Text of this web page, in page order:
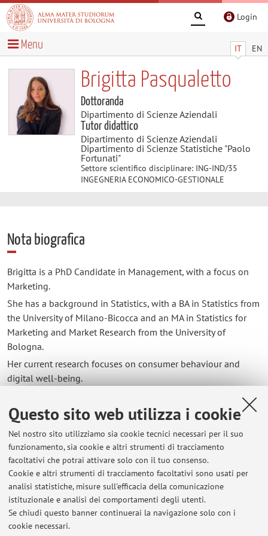
Questo sito web utilizza i cookie
Nel nostro sito utilizziamo sia cookie tecnici necessari per il suo
funzionamento, sia cookie e altri strumenti di tracciamento
facoltativi che potrai attivare solo con il tuo consenso.
Cookie e altri strumenti di tracciamento facoltativi sono usati per
analisi statistiche, misure sull'efficacia della comunicazione
istituzionale e analisi dei comportamenti degli utenti.
Se chiudi questo banner continuerai la navigazione solo con i
cookie necessari.
Login
IT EN
Menu
Brigitta Pasqualetto
Dottoranda
Dipartimento di Scienze Aziendali
Tutor didattico
Dipartimento di Scienze Aziendali
Dipartimento di Scienze Statistiche "Paolo
Fortunati"
Settore scientifico disciplinare: ING-IND/35
INGEGNERIA ECONOMICO-GESTIONALE
Nota biografica
Brigitta is a PhD Candidate in Management, with a focus on
Marketing.
She has a background in Statistics, with a BA in Statistics from
the University of Milano-Bicocca and an MA in Statistics for
Marketing and Market Research from the University of
Bologna.
Her current research focuses on consumer behaviour and
digital well-being.
Contatti
E-mail: brigitta.pasqualetto@unibo.it
Dipartimento di Scienze Aziendali
Via Capo di Lucca 34, Bologna -
Vai alla mappa